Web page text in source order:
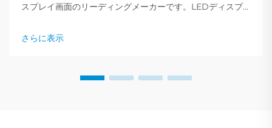
スプレイ画面のリーディングメーカーです。LEDディスプ
不可欠なものとなっています。ディスプレイ画面の色設定の
調整...
さらに表示